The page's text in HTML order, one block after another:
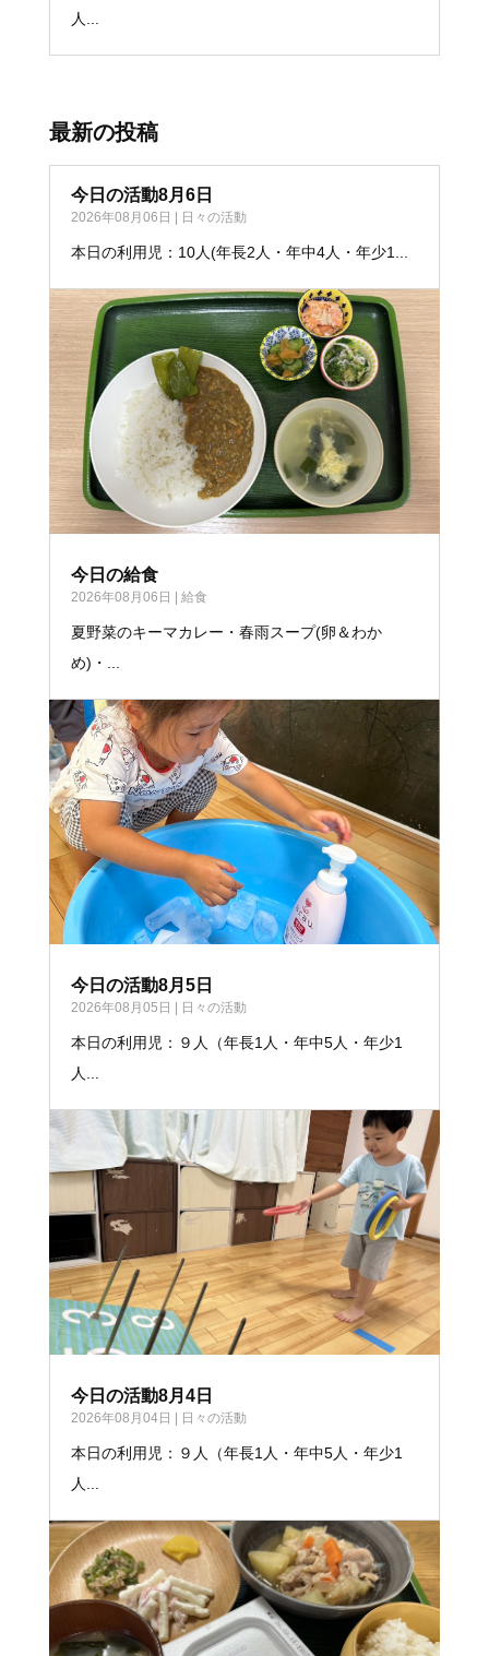
人...
最新の投稿
今日の活動8月6日
2026年08月06日 日々の活動
本日の利用児：10人(年長2人・年中4人・年少1...
今日の給食
2026年08月06日 給食
夏野菜のキーマカレー・春雨スープ(卵＆わか
め)・...
今日の活動8月5日
2026年08月05日 日々の活動
本日の利用児：９人（年長1人・年中5人・年少1
人...
今日の活動8月4日
2026年08月04日 日々の活動
本日の利用児：９人（年長1人・年中5人・年少1
人...